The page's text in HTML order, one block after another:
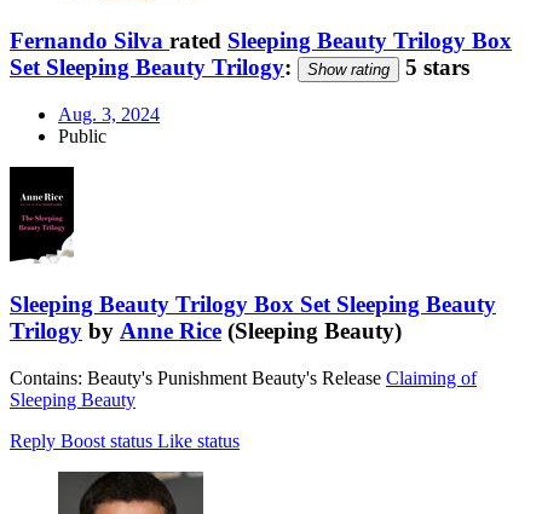
Fernando Silva rated Sleeping Beauty Trilogy Box
Set Sleeping Beauty Trilogy: Show rating 5 stars
Aug. 3, 2024
Public
Sleeping Beauty Trilogy Box Set Sleeping Beauty
Trilogy by Anne Rice (Sleeping Beauty)
Contains: Beauty's Punishment Beauty's Release Claiming of
Sleeping Beauty
Reply Boost status Like status